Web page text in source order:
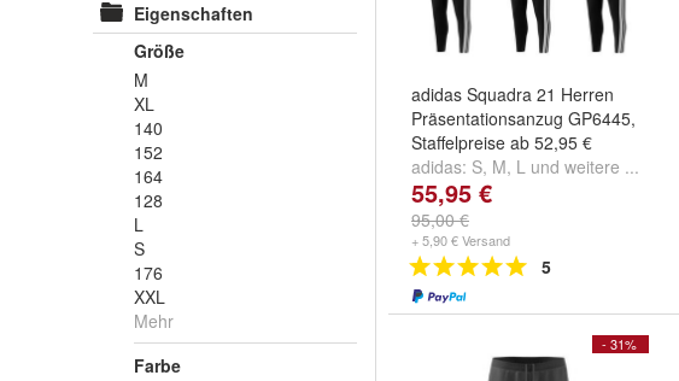
Eigenschaften
Größe
M
XL
140
152
164
128
L
S
176
XXL
Mehr
Farbe
adidas Squadra 21 Herren
Präsentationsanzug GP6445,
Staffelpreise ab 52,95 €
adidas: S, M, L und weitere ...
55,95 €
95,00 €
+ 5,90 € Versand
5
- 31%